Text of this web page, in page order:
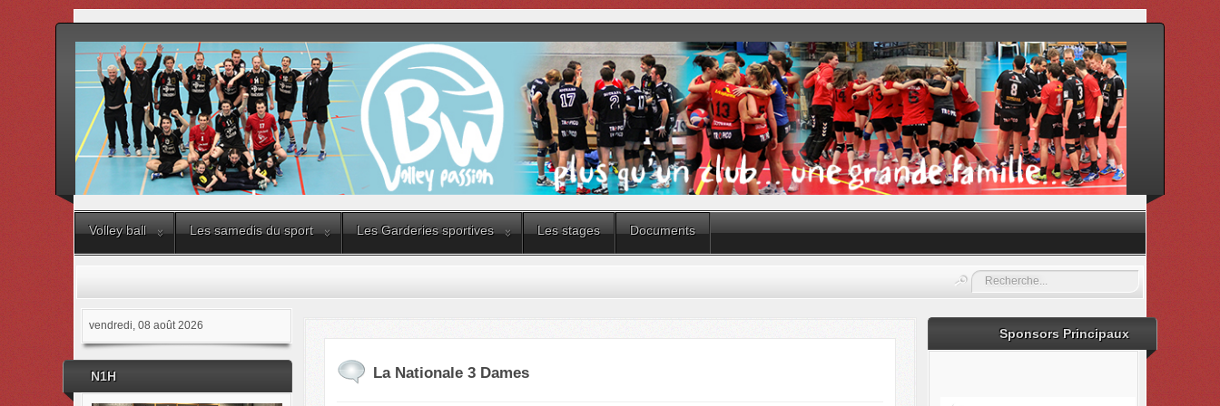
Volley ball Les samedis du sport Les Garderies sportives Les stages Documents
Rechercher
vendredi, 08 août 2026
N1H La Nationale 3 Dames
Sponsors Principaux